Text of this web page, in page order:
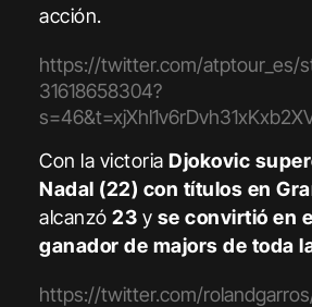
acción.
https://twitter.com/atptour_es/
31618658304?
Con la victoriaDjokovic
Nadal (22) con títulos en
alcanzó23 y se convirtió en
ganador de majors de toda
https://twitter.com/